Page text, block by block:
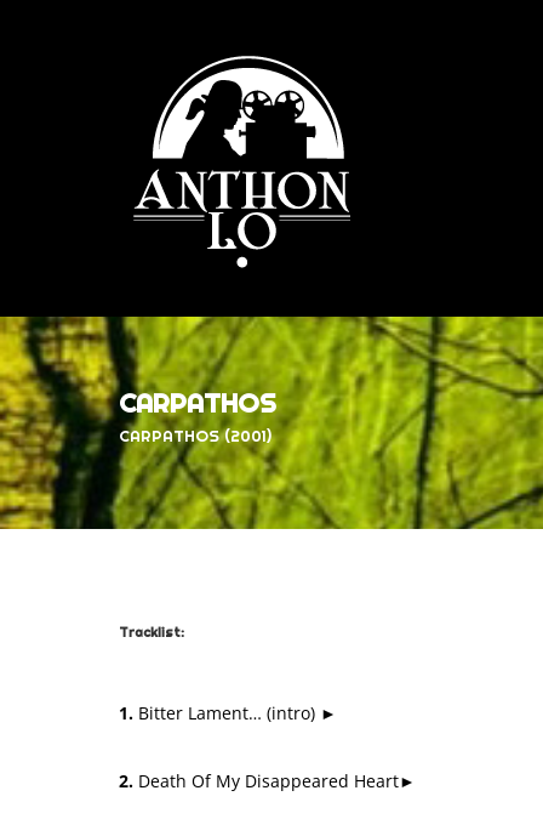
CARPATHOS
CARPATHOS (2001)
Tracklist:
1. Bitter Lament… (intro) ►
2. Death Of My Disappeared Heart►